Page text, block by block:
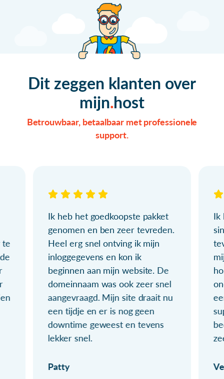
Dit zeggen klanten over
mijn host
Betrouwbaar, betaalbaar met professionele
support.
te
Ik heb het goedkoopste pakket
genomen en ben zeer tevreden.
Heel erg snel ontving ik mijn
inloggegevens en kon ik
beginnen aan mijn website. De
domeinnaam was ook zeer snel
aangevraagd. Mijn site draait nu
een tijdje en er is nog geen
downtime geweest en tevens
lekker snel.
Patty
Ik